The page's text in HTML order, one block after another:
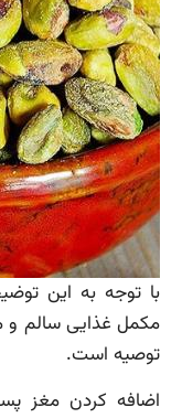
با توجه به این
مکمل غذایی سالم و
توصیه است.
اضافه کردن مغز